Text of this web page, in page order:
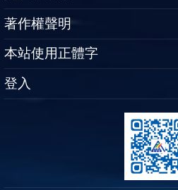
著作權聲明
本站使用正體字
登入